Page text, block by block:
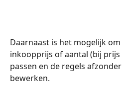
Daarnaast is het mogelijk
inkoopprijs of aantal (bij
passen en de regels
bewerken.